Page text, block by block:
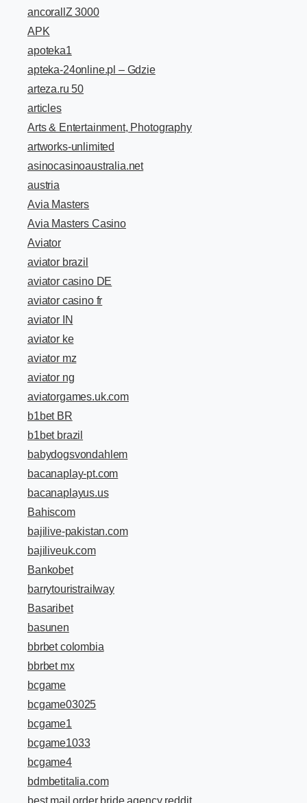
ancorallZ 3000
APK
apoteka1
apteka-24online.pl – Gdzie
arteza.ru 50
articles
Arts & Entertainment, Photography
artworks-unlimited
asinocasinoaustralia.net
austria
Avia Masters
Avia Masters Casino
Aviator
aviator brazil
aviator casino DE
aviator casino fr
aviator IN
aviator ke
aviator mz
aviator ng
aviatorgames.uk.com
b1bet BR
b1bet brazil
babydogsvondahlem
bacanaplay-pt.com
bacanaplayus.us
Bahiscom
bajilive-pakistan.com
bajiliveuk.com
Bankobet
barrytouristrailway
Basaribet
basunen
bbrbet colombia
bbrbet mx
bcgame
bcgame03025
bcgame1
bcgame1033
bcgame4
bdmbetitalia.com